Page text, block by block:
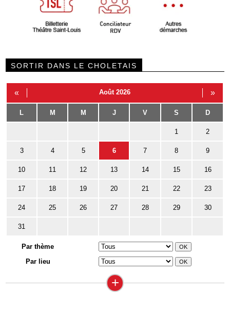
SORTIR DANS LE CHOLETAIS
« Août 2026 »
L M M J V S D
1 2
3 4 5 6 7 8 9
10 11 12 13 14 15 16
17 18 19 20 21 22 23
24 25 26 27 28 29 30
31
Par thème
Par lieu
+